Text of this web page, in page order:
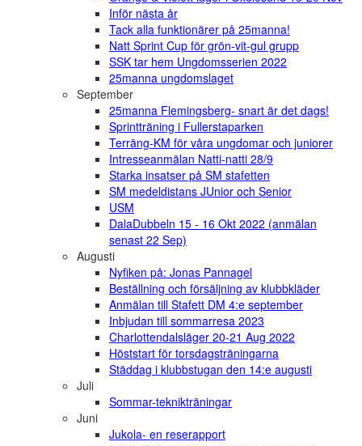
Inför nästa år
Tack alla funktionärer på 25manna!
Natt Sprint Cup för grön-vit-gul grupp
SSK tar hem Ungdomsserien 2022
25manna ungdomslaget
September
25manna Flemingsberg- snart är det dags!
Sprintträning i Fullerstaparken
Terräng-KM för våra ungdomar och juniorer
Intresseanmälan Natti-natti 28/9
Starka insatser på SM stafetten
SM medeldistans JUnior och Senior
USM
DalaDubbeln 15 - 16 Okt 2022 (anmälan
senast 22 Sep)
Augusti
Nyfiken på: Jonas Pannagel
Beställning och försäljning av klubbkläder
Anmälan till Stafett DM 4:e september
Inbjudan till sommarresa 2023
Charlottendalsläger 20-21 Aug 2022
Höststart för torsdagsträningarna
Städdag i klubbstugan den 14:e augusti
Juli
Sommar-teknikträningar
Juni
Jukola- en reserapport